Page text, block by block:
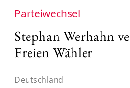
Parteiwechsel
Stephan Werhahn
Freien Wähler
Deutschland